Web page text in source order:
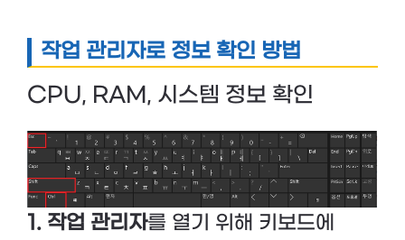
작업 관리자로 정보 확인 방법
CPU, RAM, 시스템 정보 확인
1. 작업 관리자를 열기 위해 키보드에